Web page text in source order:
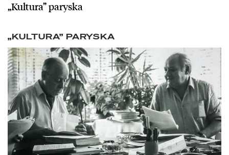
„Kultura” paryska
„KULTURA” PARYSKA